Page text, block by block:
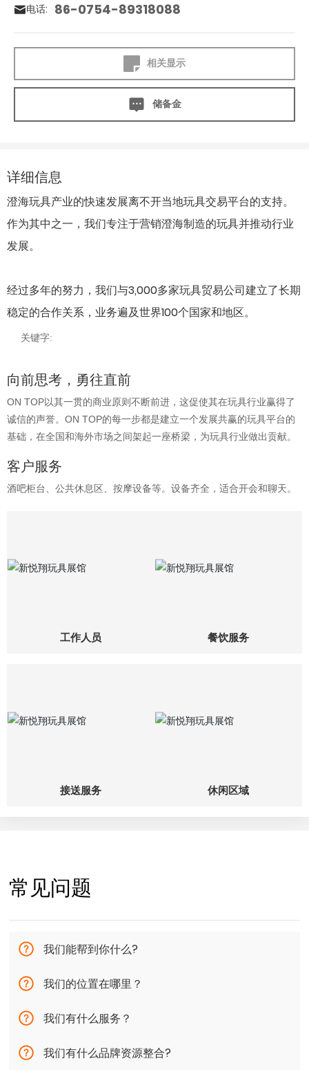
电话: 86-0754-89318088
相关显示
储备金
详细信息
澄海玩具产业的快速发展离不开当地玩具交易平台的支持。
作为其中之一，我们专注于营销澄海制造的玩具并推动行业
发展。
经过多年的努力，我们与3,000多家玩具贸易公司建立了长期
稳定的合作关系，业务遍及世界100个国家和地区。
关键字:
向前思考，勇往直前
ON TOP以其一贯的商业原则不断前进，这促使其在玩具行业赢得了
诚信的声誉。ON TOP的每一步都是建立一个发展共赢的玩具平台的
基础，在全国和海外市场之间架起一座桥梁，为玩具行业做出贡献。
客户服务
酒吧柜台、公共休息区、按摩设备等。设备齐全，适合开会和聊天。
工作人员 餐饮服务
接送服务 休闲区域
常见问题
我们能帮到你什么?
我们的位置在哪里？
我们有什么服务？
我们有什么品牌资源整合?